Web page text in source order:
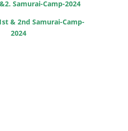
Samurai-Camp-2024
& 2nd Samurai-Camp-
2024